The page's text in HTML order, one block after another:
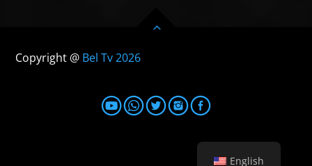
Copyright @ Bel Tv 2026
English